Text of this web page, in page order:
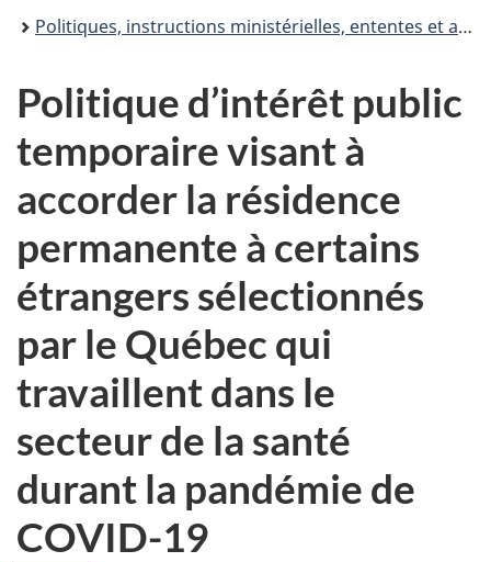
Politiques, instructions ministérielles, ententes et accords
Politique d’intérêt public
temporaire visant à
accorder la résidence
permanente à certains
étrangers sélectionnés
par le Québec qui
travaillent dans le
secteur de la santé
durant la pandémie de
COVID-19